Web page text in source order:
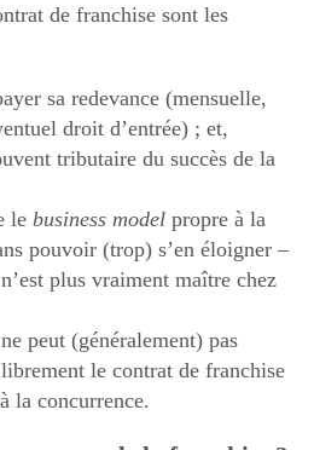
de franchise sont les
sa redevance (mensuelle,
droit d’entrée) ; et,
tributaire du succès de la
le business model propre à la
pouvoir (trop) s’en éloigner –
plus vraiment maître chez
peut (généralement) pas
le contrat de franchise
la concurrence.